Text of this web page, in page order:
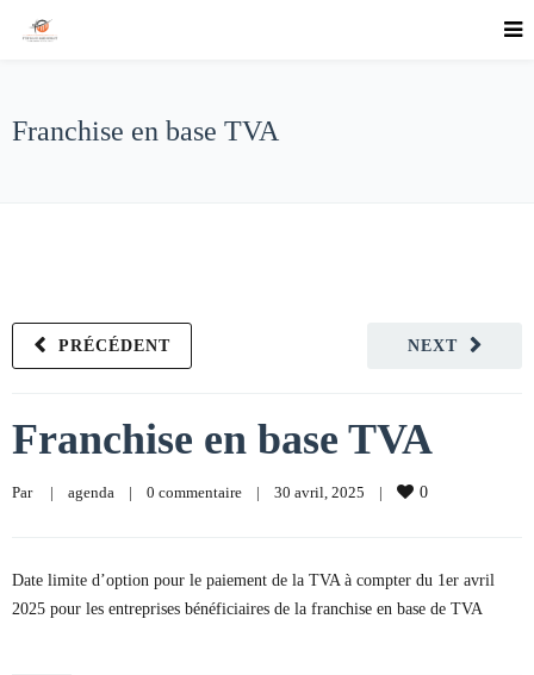
Franchise en base TVA
NEXT
PRÉCÉDENT
Franchise en base TVA
Par | agenda | 0 commentaire | 30 avril, 2025 | 0
Date limite d’option pour le paiement de la TVA à compter du 1er avril
2025 pour les entreprises bénéficiaires de la franchise en base de TVA